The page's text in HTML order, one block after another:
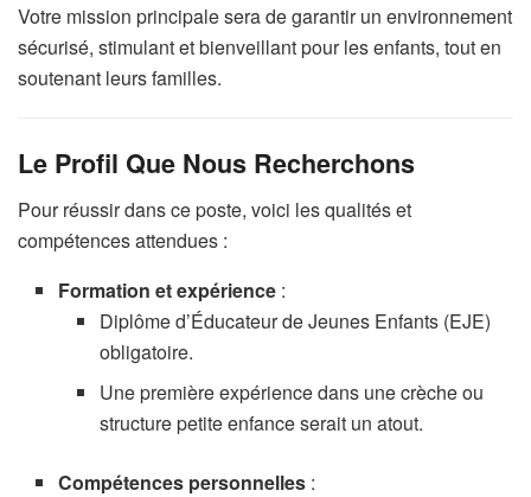
Votre mission principale sera de garantir un environnement
sécurisé, stimulant et bienveillant pour les enfants, tout en
soutenant leurs familles.
Le Profil Que Nous Recherchons
Pour réussir dans ce poste, voici les qualités et
compétences attendues :
Formation et expérience :
Diplôme d’Éducateur de Jeunes Enfants (EJE)
obligatoire.
Une première expérience dans une crèche ou
structure petite enfance serait un atout.
Compétences personnelles :